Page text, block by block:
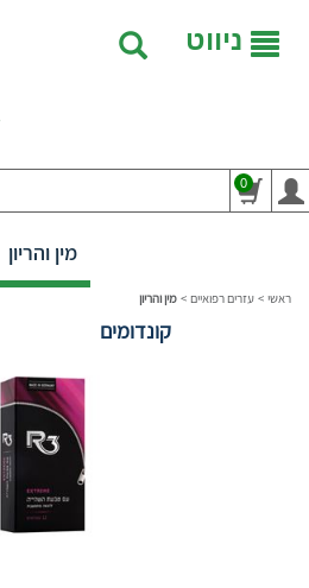
ניווט
0
מין והריון
ראשי > עזרים רפואיים > מין והריון
קונדומים